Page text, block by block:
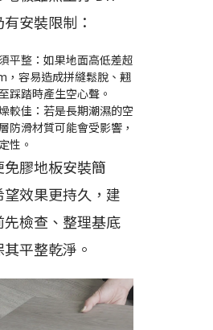
安裝限制：
平整：如果地面高低差超
，容易造成拼縫鬆脫、翹
踩踏時產生空心聲。
較佳：若是長期潮濕的空
防滑材質可能會受影響，
性。
膠地板安裝簡
效果更持久，建
先檢查、整理基底
平整乾淨。